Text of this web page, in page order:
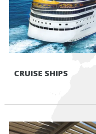
CRUISE SHIPS